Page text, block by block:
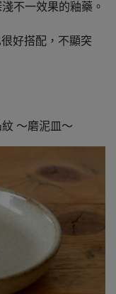
不一效果的釉藥。
好搭配，不顯突
～磨泥皿～